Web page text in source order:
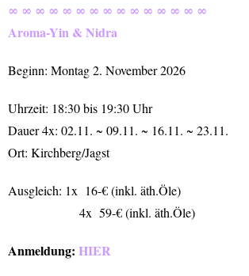
∞ ∞ ∞ ∞ ∞ ∞ ∞ ∞ ∞ ∞ ∞ ∞ ∞ ∞ ∞
Aroma-Yin & Nidra
Beginn: Montag 2. November 2026
Uhrzeit: 18:30 bis 19:30 Uhr
Dauer 4x: 02.11. ~ 09.11. ~ 16.11. ~ 23.11.
Ort: Kirchberg/Jagst
Ausgleich: 1x 16-€ (inkl. äth.Öle)
4x 59-€ (inkl. äth.Öle)
Anmeldung: HIER